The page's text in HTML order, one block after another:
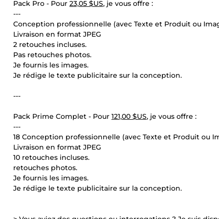
Pack Pro - Pour 23,05 $US, je vous offre :
---
Conception professionnelle (avec Texte et Produit ou
Livraison en format JPEG
2 retouches incluses.
Pas retouches photos.
Je fournis les images.
Je rédige le texte publicitaire sur la conception.
---
Pack Prime Complet - Pour 121,00 $US, je vous offre :
---
18 Conception professionnelle (avec Texte et Produit ou
Livraison en format JPEG
10 retouches incluses.
retouches photos.
Je fournis les images.
Je rédige le texte publicitaire sur la conception.